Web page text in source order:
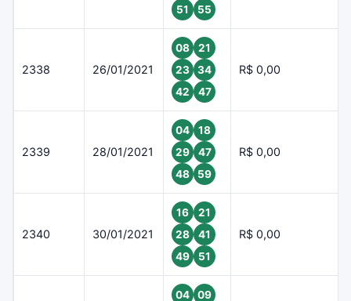
51
55
2338 26/01/2021
08
21
23
34
42
47
R$ 0,00
2339 28/01/2021
04
18
29
47
48
59
R$ 0,00
2340 30/01/2021
16
21
28
41
49
51
R$ 0,00
04 09